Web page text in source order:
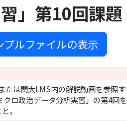
」第10回課題
ルファイルの表示
たは関大LMS内の解説動画を参照す
ロ政治データ分析実習」の第4回を
。